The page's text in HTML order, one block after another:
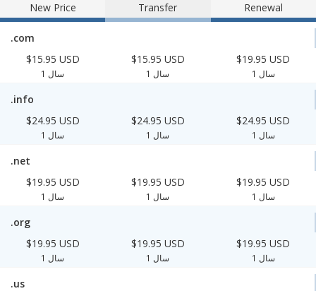
New Price
Transfer Renewal
.com
$15.95 USD
1 سال
$15.95 USD
1 سال
$19.95 USD
1 سال
.info
$24.95 USD
1 سال
$24.95 USD
1 سال
$24.95 USD
1 سال
.net
$19.95 USD
1 سال
$19.95 USD
1 سال
$19.95 USD
1 سال
.org
$19.95 USD
1 سال
$19.95 USD
1 سال
$19.95 USD
1 سال
.us